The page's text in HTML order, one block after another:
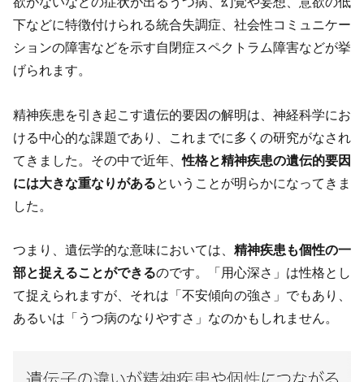
下などに特徴付けられる統合失調症、社会性コミュニケー
ションの障害などを示す自閉症スペクトラム障害などが挙
げられます。
精神疾患を引き起こす遺伝的要因の解明は、神経科学にお
ける中心的な課題であり、これまでに多くの研究がなされ
てきました。その中で近年、性格と精神疾患の遺伝的要因
には大きな重なりがあるということが明らかになってきま
した。
つまり、遺伝学的な意味においては、 精神疾患も個性の一
部と捉えることができるのです。「用心深さ」は性格とし
て捉えられますが、それは「不安傾向の強さ」でもあり、
あるいは「うつ病のなりやすさ」なのかもしれません。